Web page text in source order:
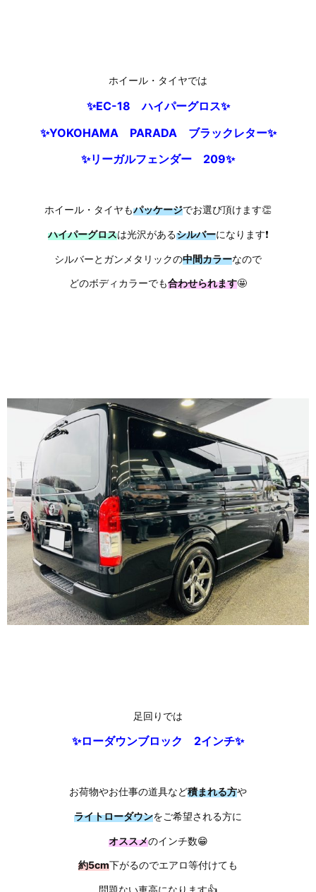
ホイール・タイヤでは
✨EC-18 ハイパーグロス✨
✨YOKOHAMA PARADA ブラックレター✨
✨リーガルフェンダー 209✨
ホイール・タイヤもパッケージでお選び頂けます👏
ハイパーグロスは光沢があるシルバーになります❗
シルバーとガンメタリックの中間カラーなので
どのボディカラーでも合わせられます🤩
足回りでは
✨ローダウンブロック 2インチ✨
お荷物やお仕事の道具など積まれる方や
ライトローダウンをご希望される方に
オススメのインチ数😁
約5cm下がるのでエアロ等付けても